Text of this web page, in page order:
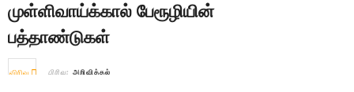
முள்ளிவாய்க்கால் பேரூழியின்
பத்தாண்டுகள்
விரிவு பிரிவு: அறிவித்தல்